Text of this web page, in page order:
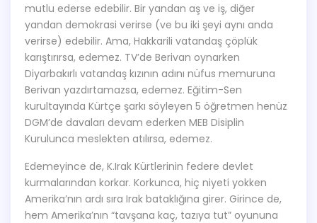
mutlu ederse edebilir. Bir yandan aş ve iş, diğer
yandan demokrasi verirse (ve bu iki şeyi aynı anda
verirse) edebilir. Ama, Hakkarili vatandaş çöplük
karıştırırsa, edemez. TV’de Berivan oynarken
Diyarbakırlı vatandaş kızının adını nüfus memuruna
Berivan yazdırtamazsa, edemez. Eğitim-Sen
kurultayında Kürtçe şarkı söyleyen 5 öğretmen henüz
DGM’de davaları devam ederken MEB Disiplin
Kurulunca meslekten atılırsa, edemez.
Edemeyince de, K.Irak Kürtlerinin federe devlet
kurmalarından korkar. Korkunca, hiç niyeti yokken
Amerika’nın ardı sıra Irak bataklığına girer. Girince de,
hem Amerika’nın “tavşana kaç, tazıya tut” oyununa